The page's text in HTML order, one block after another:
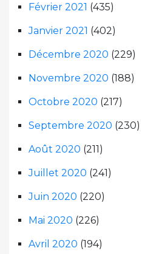
Février 2021 (435)
Janvier 2021 (402)
Décembre 2020 (229)
Novembre 2020 (188)
Octobre 2020 (217)
Septembre 2020 (230)
Août 2020 (211)
Juillet 2020 (241)
Juin 2020 (220)
Mai 2020 (226)
Avril 2020 (194)